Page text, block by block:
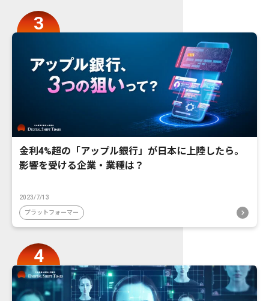
金利4%超の「アップル銀行」が日本に上陸したら。
影響を受ける企業・業種は？
2023/7/13
プラットフォーマー